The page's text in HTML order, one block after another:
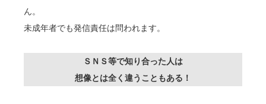
ん。
未成年者でも発信責任は問われます。
ＳＮＳ等で知り合った人は
想像とは全く違うこともある！